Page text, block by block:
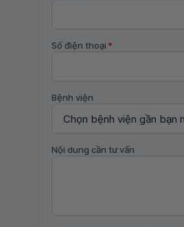
Số điện thoại *
Bệnh viện
Nội dung cần tư vấn